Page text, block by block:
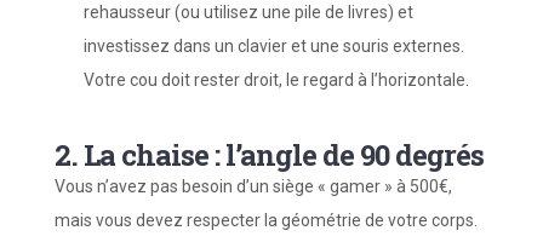
rehausseur (ou utilisez une pile de livres) et
investissez dans un clavier et une souris externes.
Votre cou doit rester droit, le regard à l’horizontale.
2. La chaise : l’angle de 90 degrés
Vous n’avez pas besoin d’un siège « gamer » à 500€,
mais vous devez respecter la géométrie de votre corps.